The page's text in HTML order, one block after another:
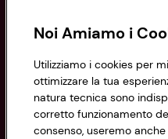
Conad Spesa online
Informazioni
Privacy Policy
Noi Amiamo i
Utilizziamo i cookies per
ottimizzare la tua
natura tecnica sono
corretto funzionamento
consenso, useremo